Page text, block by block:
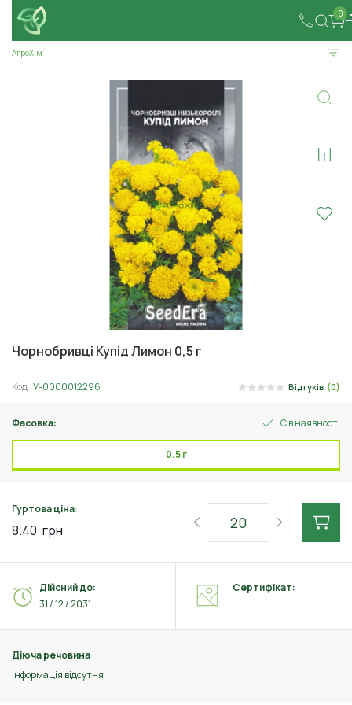
0
АгроХім
Чорнобривці Купід Лимон 0,5 г
Код: У-0000012296 Відгуків (0)
Фасовка: Є в наявності
0.5 г
Гуртова ціна:
8.40 грн
Діюча речовина
Інформація відсутня
Дійсний до:
31 / 12 / 2031
Сертифікат: